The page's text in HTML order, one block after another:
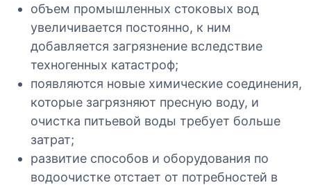
объем промышленных стоковых вод
увеличивается постоянно, к ним
добавляется загрязнение вследствие
техногенных катастроф;
появляются новые химические соединения,
которые загрязняют пресную воду, и
очистка питьевой воды требует больше
затрат;
развитие способов и оборудования по
водоочистке отстает от потребностей в